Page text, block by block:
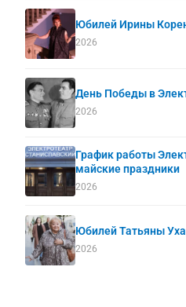
Юбилей Ирины
2026
День Победы в
2026
График работы
майские праздники
2026
Юбилей Татьяны
2026